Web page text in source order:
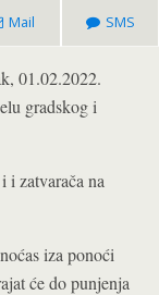
Mail SMS
01.02.2022.
gradskog i
i zatvarača na
iza ponoći
će do punjenja